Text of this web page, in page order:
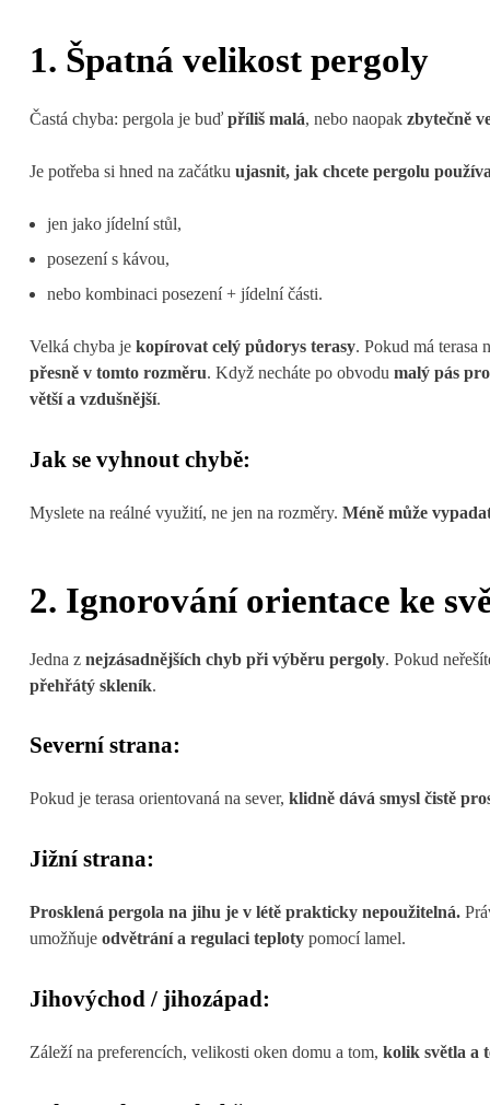
1. Špatná velikost pergoly
Častá chyba: pergola je buďpříliš malá, nebo naopakzbytečně
Je potřeba si hned na začátkuujasnit, jak chcete pergolu
jen jako jídelní stůl,
posezení s kávou,
nebo kombinaci posezení + jídelní části.
Velká chyba jekopírovat celý půdorys terasy. Pokud má terasa
přesně v tomto rozměru. Když necháte po obvodumalý pás
větší a vzdušnější.
Jak se vyhnout chybě:
Myslete na reálné využití, ne jen na rozměry.Méně může
2. Ignorování orientace ke
Jedna znejzásadnějších chyb při výběru pergoly. Pokud
přehřátý skleník.
Severní strana:
Pokud je terasa orientovaná na sever,klidně dává smysl čistě
Jižní strana:
Prosklená pergola na jihu je v létě prakticky nepoužitelná.
umožňujeodvětrání a regulaci teploty pomocí lamel.
Jihovýchod / jihozápad:
Záleží na preferencích, velikosti oken domu a tom,kolik světla a